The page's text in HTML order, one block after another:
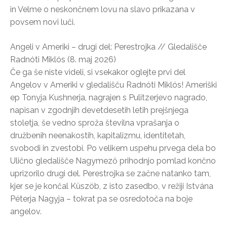
in Velme o neskončnem lovu na slavo prikazana v
povsem novi luči.
Angeli v Ameriki – drugi del: Perestrojka // Gledališče
Radnóti Miklós (8. maj 2026)
Če ga še niste videli, si vsekakor oglejte prvi del
Angelov v Ameriki v gledališču Radnóti Miklós! Ameriški
ep Tonyja Kushnerja, nagrajen s Pulitzerjevo nagrado,
napisan v zgodnjih devetdesetih letih prejšnjega
stoletja, še vedno sproža številna vprašanja o
družbenih neenakostih, kapitalizmu, identitetah,
svobodi in zvestobi. Po velikem uspehu prvega dela bo
Ulično gledališče Nagymező prihodnjo pomlad končno
uprizorilo drugi del. Perestrojka se začne natanko tam,
kjer se je končal Küszöb, z isto zasedbo, v režiji Istvána
Péterja Nagyja – tokrat pa se osredotoča na boje
angelov.